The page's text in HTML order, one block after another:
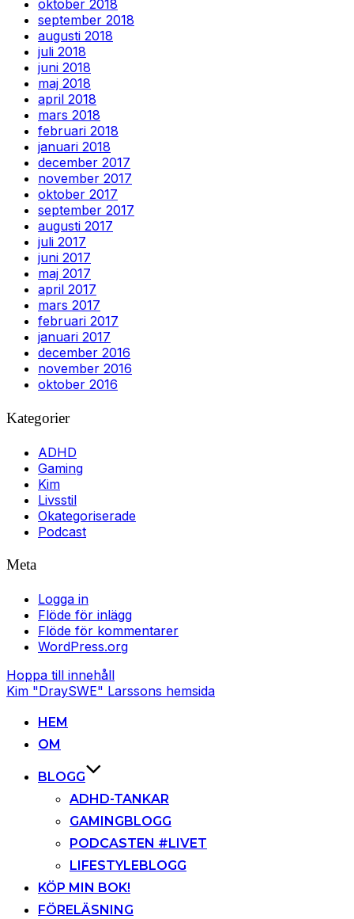
oktober 2018
september 2018
augusti 2018
juli 2018
juni 2018
maj 2018
april 2018
mars 2018
februari 2018
januari 2018
december 2017
november 2017
oktober 2017
september 2017
augusti 2017
juli 2017
juni 2017
maj 2017
april 2017
mars 2017
februari 2017
januari 2017
december 2016
november 2016
oktober 2016
Kategorier
ADHD
Gaming
Kim
Livsstil
Okategoriserade
Podcast
Meta
Logga in
Flöde för inlägg
Flöde för kommentarer
WordPress.org
Hoppa till innehåll
Kim "DraySWE" Larssons hemsida
HEM
OM
BLOGG
ADHD-TANKAR
GAMINGBLOGG
PODCASTEN #LIVET
LIFESTYLEBLOGG
KÖP MIN BOK!
FÖRELÄSNING